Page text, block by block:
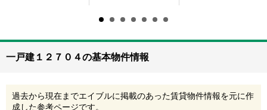
一戸建１２７０４の基本物件情報
過去から現在までエイブルに掲載のあった賃貸物件情報を元に作
成した参考ページです。